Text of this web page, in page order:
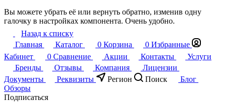
Вы можете убрать её или вернуть обратно, изменив одну
галочку в настройках компонента. Очень удобно.
Назад к списку
Главная
Каталог 0 Корзина 0 Избранные
Кабинет
0 Сравнение Акции Контакты
Услуги
Бренды
Отзывы Компания
Лицензии
Документы
Реквизиты Регион Поиск
Блог
Обзоры
Подписаться